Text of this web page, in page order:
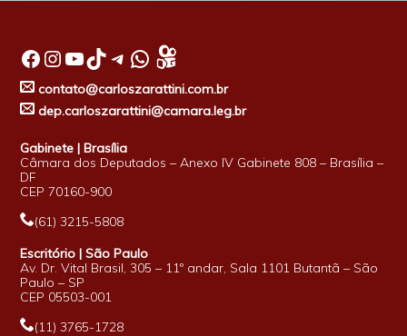
Facebook InstagramYoutube TikTok Telegram WhatsApp
contato@carloszarattini.com.br
dep.carloszarattini@camara.leg.br
Gabinete | Brasília
Câmara dos Deputados – Anexo IV Gabinete 808 – Brasília –
DF
CEP 70160-900
(61) 3215-5808
Escritório | São Paulo
Av. Dr. Vital Brasil, 305 – 11º andar, Sala 1101 Butantã – São
Paulo – SP
CEP 05503-001
(11) 3765-1728